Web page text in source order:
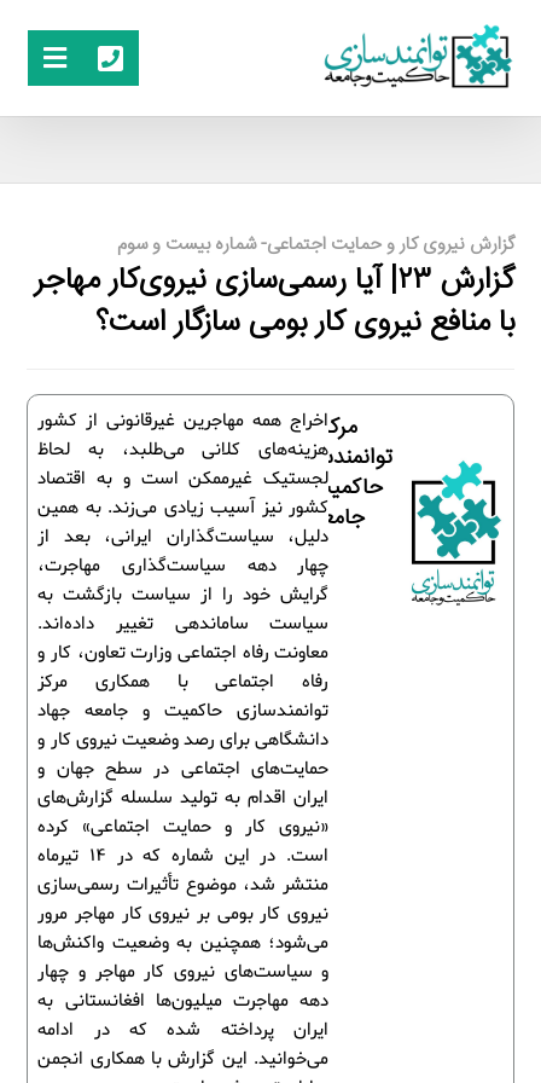
گزارش نیروی کار و حمایت اجتماعی- شماره بیست و سوم
گزارش ۲۳| آیا رسمی‌سازی نیروی‌کار مهاجر
با منافع نیروی کار بومی سازگار است؟
اخراج همه مهاجرین غیرقانونی از کشور
هزینه‌های کلانی می‌طلبد، به لحاظ
لجستیک غیرممکن است و به اقتصاد
کشور نیز آسیب زیادی می‌زند. به همین
دلیل، سیاست‌گذاران ایرانی، بعد از
چهار دهه سیاست‌گذاری مهاجرت،
گرایش خود را از سیاست بازگشت به
سیاست ساماندهی تغییر داده‌اند.
معاونت رفاه اجتماعی وزارت تعاون، کار و
رفاه اجتماعی با همکاری مرکز
توانمندسازی حاکمیت و جامعه جهاد
دانشگاهی برای رصد وضعیت نیروی کار و
حمایت‌های اجتماعی در سطح جهان و
ایران اقدام به تولید سلسله گزارش‌های
«نیروی کار و حمایت اجتماعی» کرده
است. در این شماره که در 14 تیرماه
منتشر شد، موضوع تأثیرات رسمی‌سازی
نیروی ‌کار بومی بر نیروی کار مهاجر مرور
می‌شود؛ همچنین به وضعیت واکنش‌ها
و سیاست‌های نیروی کار مهاجر و چهار
دهه مهاجرت میلیون‌ها افغانستانی به
ایران پرداخته شده که در ادامه
می‌خوانید. این گزارش با همکاری انجمن
مرکز
توانمندسازی
حاکمیت و
جامعه